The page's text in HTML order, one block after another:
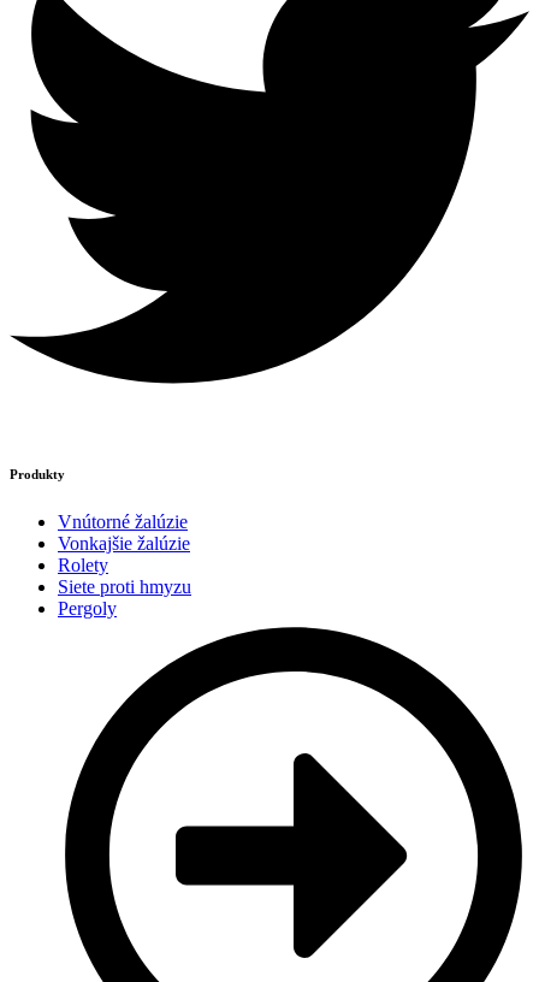
Produkty
Vnútorné žalúzie
Vonkajšie žalúzie
Rolety
Siete proti hmyzu
Pergoly